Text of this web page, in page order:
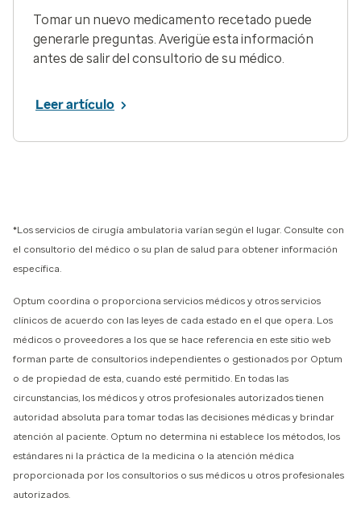
Tomar un nuevo medicamento recetado puede
generarle preguntas. Averigüe esta información
antes de salir del consultorio de su médico.
Leer artículo
*Los servicios de cirugía ambulatoria varían según el lugar. Consulte con
el consultorio del médico o su plan de salud para obtener información
específica.
Optum coordina o proporciona servicios médicos y otros servicios
clínicos de acuerdo con las leyes de cada estado en el que opera. Los
médicos o proveedores a los que se hace referencia en este sitio web
forman parte de consultorios independientes o gestionados por Optum
o de propiedad de esta, cuando esté permitido. En todas las
circunstancias, los médicos y otros profesionales autorizados tienen
autoridad absoluta para tomar todas las decisiones médicas y brindar
atención al paciente. Optum no determina ni establece los métodos, los
estándares ni la práctica de la medicina o la atención médica
proporcionada por los consultorios o sus médicos u otros profesionales
autorizados.